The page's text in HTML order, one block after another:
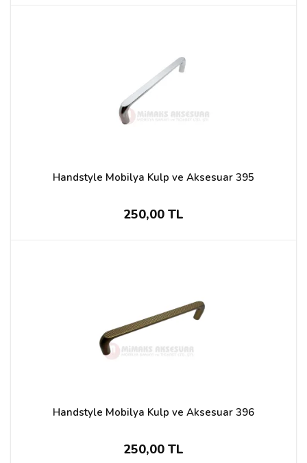
Handstyle Mobilya Kulp ve Aksesuar 395
250,00 TL
Handstyle Mobilya Kulp ve Aksesuar 396
250,00 TL